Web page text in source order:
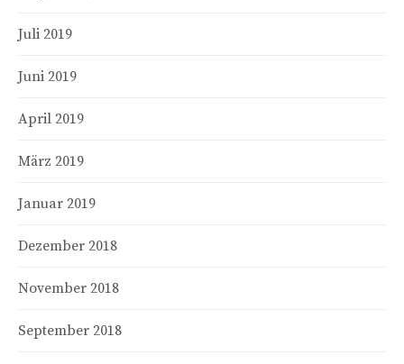
Juli 2019
Juni 2019
April 2019
März 2019
Januar 2019
Dezember 2018
November 2018
September 2018